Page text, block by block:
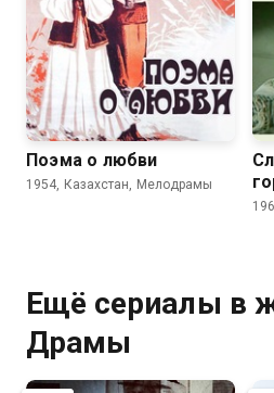
4.7
Поэма о любви
1954, Казахстан, Мелодрамы
Ещё сериалы в
Драмы